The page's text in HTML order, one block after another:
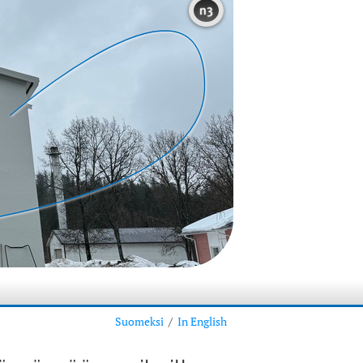
n3
Suomeksi / In English